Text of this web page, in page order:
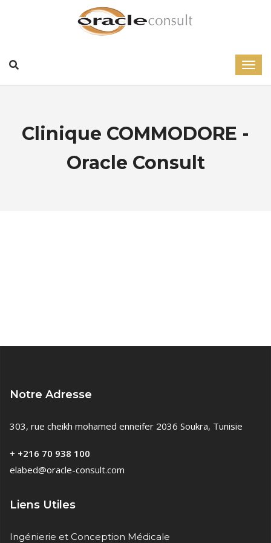
Clinique COMMODORE -
Oracle Consult
Notre Adresse
303, rue cheikh mohamed enneifer 2036 Soukra, Tunisie
+ +216 70 938 100
elabed@oracle-consult.com
Liens Utiles
Ingénierie et Conception Médicale